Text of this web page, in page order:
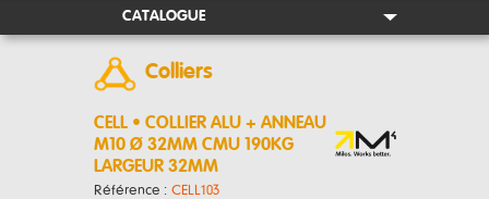
+
CATALOGUE
Colliers
CELL • COLLIER ALU + ANNEAU
M10 Ø 32MM CMU 190KG
LARGEUR 32MM
Référence : CELL103